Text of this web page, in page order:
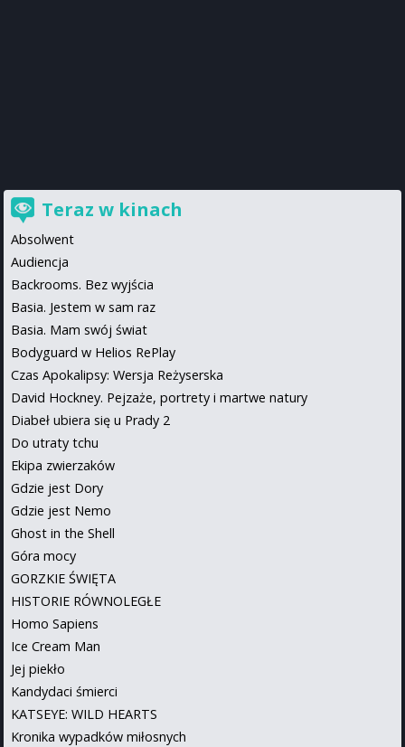
Teraz w kinach
Absolwent
Audiencja
Backrooms. Bez wyjścia
Basia. Jestem w sam raz
Basia. Mam swój świat
Bodyguard w Helios RePlay
Czas Apokalipsy: Wersja Reżyserska
David Hockney. Pejzaże, portrety i martwe natury
Diabeł ubiera się u Prady 2
Do utraty tchu
Ekipa zwierzaków
Gdzie jest Dory
Gdzie jest Nemo
Ghost in the Shell
Góra mocy
GORZKIE ŚWIĘTA
HISTORIE RÓWNOLEGŁE
Homo Sapiens
Ice Cream Man
Jej piekło
Kandydaci śmierci
KATSEYE: WILD HEARTS
Kronika wypadków miłosnych